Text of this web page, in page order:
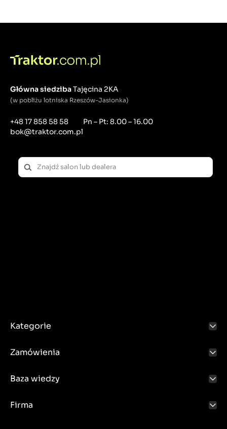
Główna siedzibaTajęcina 2KA
(w pobliżu lotniska Rzeszów-Jasionka)
+48 17 858 58 58
bok@traktor.com.pl
Pn – Pt: 8.00 – 16.00
Kategorie
Zamówienia
Baza wiedzy
Firma